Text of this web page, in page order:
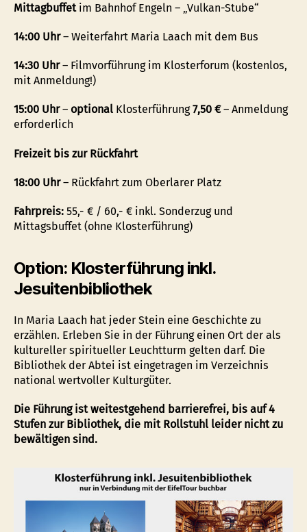
Mittagbuffetim Bahnhof Engeln – „Vulkan-Stube“
14:00 Uhr– Weiterfahrt Maria Laach mit dem Bus
14:30 Uhr– Filmvorführung im Klosterforum (kostenlos,
mit Anmeldung!)
15:00 Uhr– optional Klosterführung7,50 €– Anmeldung
erforderlich
Freizeit bis zur Rückfahrt
18:00 Uhr– Rückfahrt zum Oberlarer Platz
Fahrpreis: 55,- € / 60,- € inkl. Sonderzug und
Mittagsbuffet (ohne Klosterführung)
Option: Klosterführung inkl.
Jesuitenbibliothek
In Maria Laach hat jeder Stein eine Geschichte zu
erzählen. Erleben Sie in der Führung einen Ort der als
kultureller spiritueller Leuchtturm gelten darf. Die
Bibliothek der Abtei ist eingetragen im Verzeichnis
national wertvoller Kulturgüter.
Die Führung ist weitestgehend barrierefrei, bis auf 4
Stufen zur Bibliothek, die mit Rollstuhl leider nicht zu
bewältigen sind.